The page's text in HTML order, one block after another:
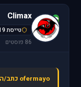
C
Climax
טייסת 119 העטלף - 119th VFS
86 פוסטים
ofermayo כתב/ה: